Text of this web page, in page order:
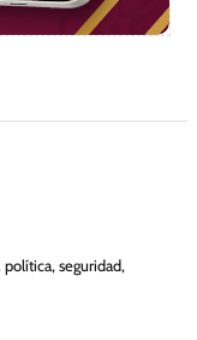
seguridad,